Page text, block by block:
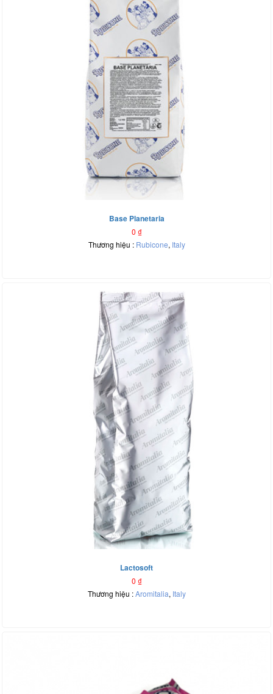
Base Planetaria
0 ₫
Thương hiệu : Rubicone, Italy
Lactosoft
0 ₫
Thương hiệu :Aromitalia, Italy